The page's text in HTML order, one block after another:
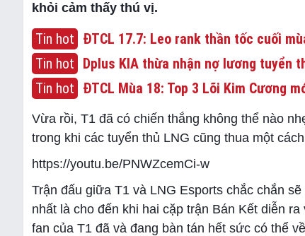
khỏi cảm thấy thú vị.
Tin hot ĐTCL 17.7: Leo rank thần tốc cuối
Tin hot Dplus KIA thừa nhận nợ lương tuyển
Tin hot ĐTCL Mùa 18: Top 3 Lõi Kim Cương
Vừa rồi, T1 đã có chiến thắng không thể nào
trong khi các tuyển thủ LNG cũng thua một
https://youtu.be/PNWZcemCi-w
Trận đấu giữa T1 và LNG Esports chắc chắn
nhất là cho đến khi hai cặp trận Bán Kết diễn
fan của T1 đã và đang bàn tán hết sức có thể